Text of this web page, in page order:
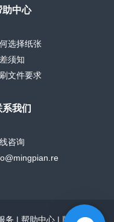
助中心
选择纸张
须知
文件要求
系我们
咨询
务 | 帮助中心 | 版权声明